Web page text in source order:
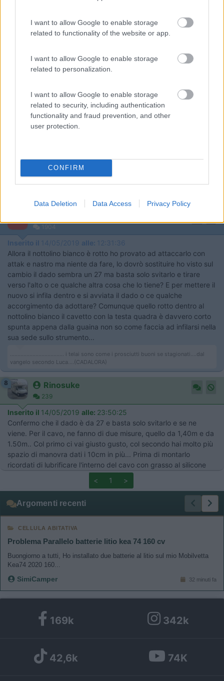
I want to allow Google to enable storage
related to functionality of the website or app.
I want to allow Google to enable storage
related to personalization.
I want to allow Google to enable storage
related to security, including authentication
functionality and fraud prevention, and other
user protection.
CONFIRM
Data Deletion Data Access Privacy Policy
Inserito il14/05/2019 alle:05:02:36
Se è rimasta della plastica bianca attaccata dietro il tachimetro
dell'operazione. Basta svitare il dato da 27 posto all'estremità
del cavo e avvitato sul cambio, svincolare le 2 clip di plastica
alexia76
Inserito il14/05/2019
cosi' puoi operare bene e capire come e' fatto. Non penso che
solo tirando il contakm si sia rotto il nottolino bianco, e' ad
incastro se ricordo bene. Stacca sul cambio e togli di mezzo il
a ritenzione per staccarlo e riattaccarlo.
1904
Inserito il 14/05/2019 alle: 12:31:36
Allora il nottolino bianco è rotto ho provato ad attaccarlo con
attak e nastro ma niente da fare, lo dovrò sostituire ho visto sul
cambio il dado sembra un 27 ma basta solo svitarlo e tirare
verso l'alto o ce qualche altra cosa che lo tiene? E per mettere il
nuovo si infila dentro e si avviata il dado o ce qualche
accorgimento da adottare? Comunque quello rotto dentro al
nottolino bianco il cavetto con la testa quadra è davvero corto
spunta appena dalla guaina non so come faccia ad infilarsi nella
sua sede sullo strumento...
.................................... i telai sono come i prosciutti buoni se stagionati....dal
vangelo secondo Luca....(CADALORA)
8 Rinosuke
239
Inserito il 14/05/2019 alle: 23:50:25
Confermo che il dado è da 27 e basta solo svitarlo e se ne
viene. Per il cavo, ne fanno di due misure, quello da 1,40m e da
1.50m.. Col primo ci vai giusto gusto, col secondo hai molto più
spazio di manovra dati i 10cm in più... Prima di montarlo
ricordati di lubrificare l'interno del cavo con grasso al silicone
<
1 >
Argomenti recenti
CELLULA ABITATIVA
Problema Parallelo batterie litio kea 74 160 cv
Buongiorno a tutti, Ho installato due batterie al litio sul mio Mobilvetta
Kea74 2020 160...
SimiCamper 32 minuti fa
169k 342k
42,6k 74K